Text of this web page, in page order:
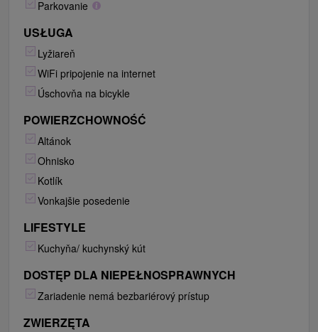
Parkovanie
USŁUGA
Lyžiareň
WiFi pripojenie na internet
Úschovňa na bicykle
POWIERZCHOWNOŚĆ
Altánok
Ohnisko
Kotlík
Vonkajšie posedenie
LIFESTYLE
Kuchyňa/ kuchynský kút
DOSTĘP DLA NIEPEŁNOSPRAWNYCH
Zariadenie nemá bezbariérový prístup
ZWIERZĘTA